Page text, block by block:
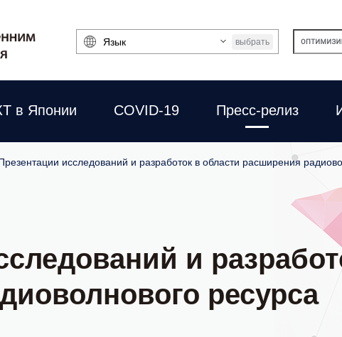
Выбрать
язык
выбрать
в Японии COVID-19 Пресс-релиз
исследований и разработок в области расширения
и
ресурса